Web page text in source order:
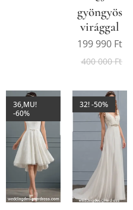
gyöngyös
virággal
199 990 Ft
400 000Ft
36,MU!
-60%
32! -50%